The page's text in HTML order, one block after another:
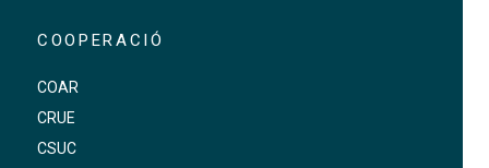
COOPERACIÓ
COAR
CRUE
CSUC